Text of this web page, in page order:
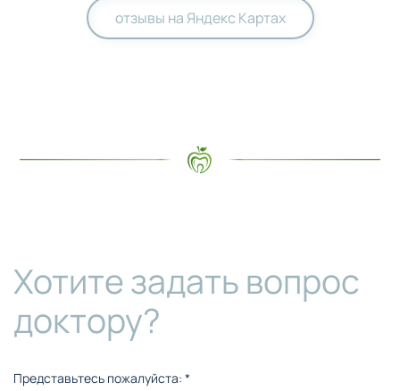
отзывы на Яндекс Картах
Хотите задать вопрос
доктору?
Представьтесь пожалуйста: *